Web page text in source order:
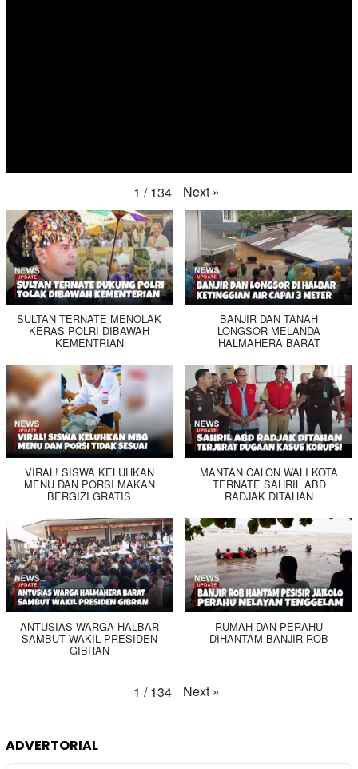
1 / 134 Next »
SULTAN TERNATE MENOLAK
KERAS POLRI DIBAWAH
KEMENTRIAN
BANJIR DAN TANAH
LONGSOR MELANDA
HALMAHERA BARAT
VIRAL! SISWA KELUHKAN
MENU DAN PORSI MAKAN
BERGIZI GRATIS
MANTAN CALON WALI KOTA
TERNATE SAHRIL ABD
RADJAK DITAHAN
ANTUSIAS WARGA HALBAR
SAMBUT WAKIL PRESIDEN
GIBRAN
RUMAH DAN PERAHU
DIHANTAM BANJIR ROB
1 / 134 Next »
ADVERTORIAL